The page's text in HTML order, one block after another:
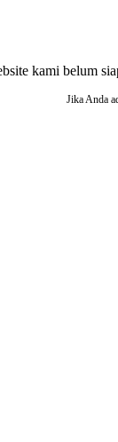
kami belum
Jika Anda